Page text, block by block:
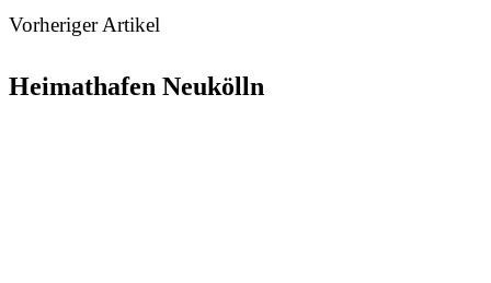
Vorheriger Artikel
Heimathafen Neukölln